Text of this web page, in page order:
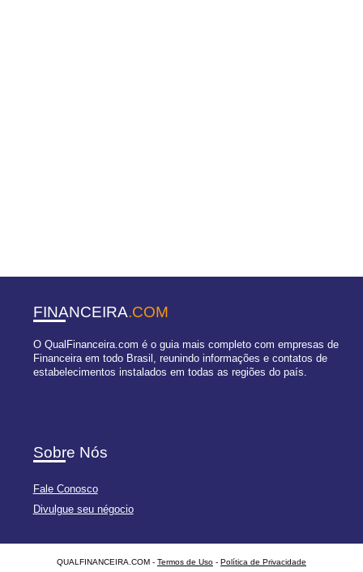
FINANCEIRA.COM
O QualFinanceira.com é o guia mais completo com empresas de
Financeira em todo Brasil, reunindo informações e contatos de
estabelecimentos instalados em todas as regiões do país.
Sobre Nós
Fale Conosco
Divulgue seu négocio
QUALFINANCEIRA.COM - Termos de Uso - Política de Privacidade